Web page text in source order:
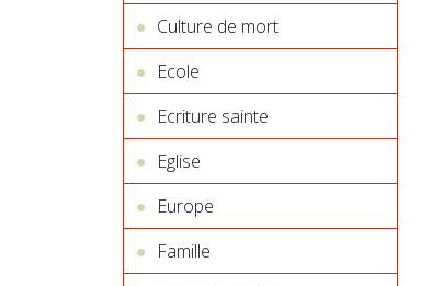
Culture de mort
Ecole
Ecriture sainte
Eglise
Europe
Famille